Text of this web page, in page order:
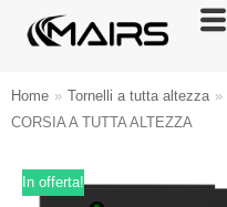
Vai
al
Home » Tornelli a tutta altezza »
CORSIA A TUTTA ALTEZZA
In offerta!